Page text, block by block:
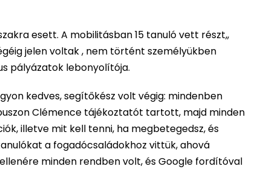
esett. A mobilitásban 15 tanuló vett részt,,
jelen voltak , nem történt személyükben
pályázatok lebonyolítója.
kedves, segítőkész volt végig: mindenben
Clémence tájékoztatót tartott, majd minden
illetve mit kell tenni, ha megbetegedsz, és
a fogadócsaládokhoz vittük, ahová
minden rendben volt, és Google fordítóval